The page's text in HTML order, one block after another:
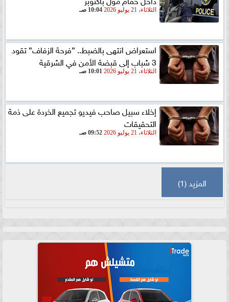
الثلاثاء، 21 يوليو 2026 10:04 صـ
استعراض انتهى بالضبط.. ”فرحة الزفاف” تقود
3 شباب إلى قبضة الأمن في الشرقية
الثلاثاء، 21 يوليو 2026 10:01 صـ
إخلاء سبيل صاحب فيديو تجميع الخردة على ذمة
التحقيقات
الثلاثاء، 21 يوليو 2026 09:52 صـ
المزيد (1)